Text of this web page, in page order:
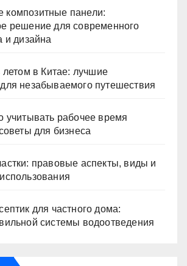
панели:
решение для современного
и дизайна
летом в Китае: лучшие
незабываемого путешествия
учитывать рабочее время
для бизнеса
правовые аспекты, виды и
для частного дома:
системы водоотведения